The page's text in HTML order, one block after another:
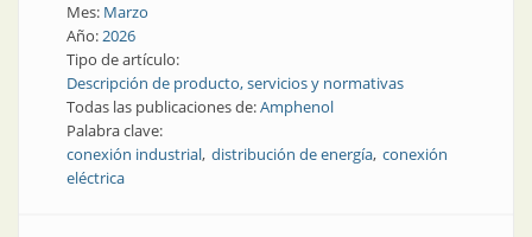
Mes: Marzo
Año:2026
Tipo de artículo:
Descripción de producto, servicios y normativas
Todas las publicaciones de:Amphenol
Palabra clave:
conexión industrial distribución de energía conexión
eléctrica